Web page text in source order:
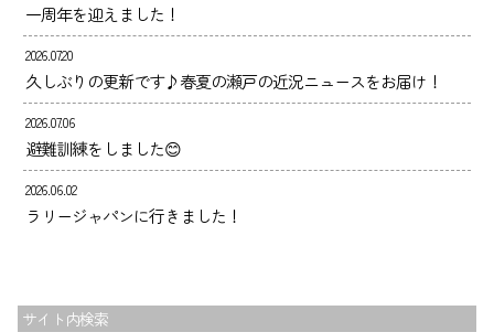
一周年を迎えました！
2026.07.20
久しぶりの更新です♪春夏の瀬戸の近況ニュースをお届け！
2026.07.06
避難訓練をしました😊
2026.06.02
ラリージャパンに行きました！
サイト内検索